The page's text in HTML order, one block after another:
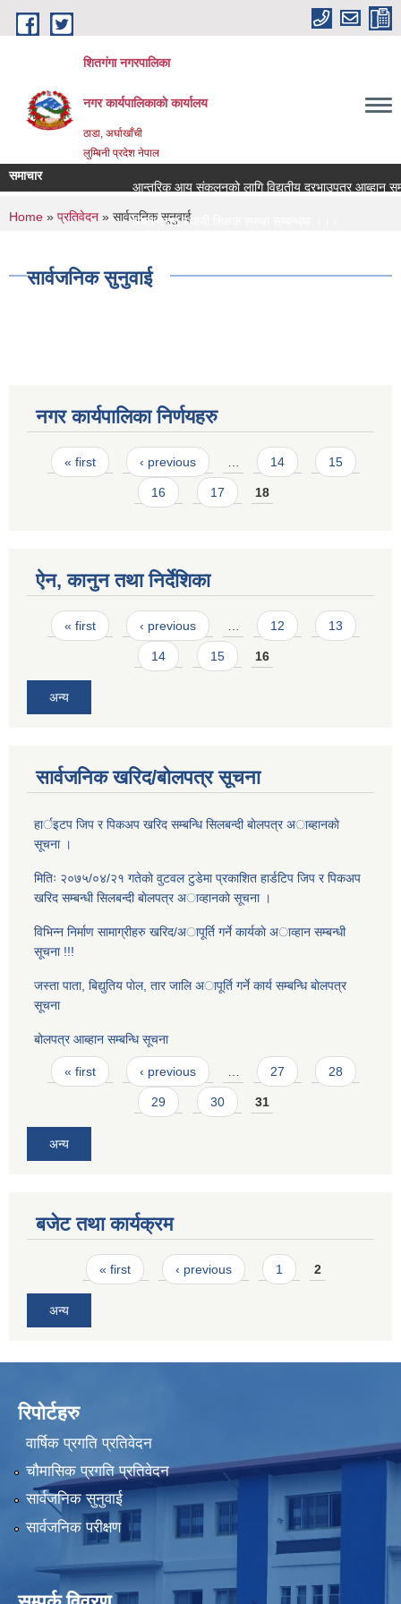
Skip to main content
शितगंगा नगरपालिका
नगर कार्यपालिकाकाे कार्यालय
ठाडा, अर्घाखाँची
लुम्बिनी प्रदेश नेपाल
समाचार
आन्तरिक आय संकलनको लागि विद्युतीय दरभाउपत्र आब्हान
रिक्त पदमा स्थायी शिक्षक सरुवा सम्बन्धमा ।।।
You are here
Home » प्रतिवेदन » सार्वजनिक सुनुवाई
सार्वजनिक सुनुवाई
नगर कार्यपालिका निर्णयहरु
Pages
« first ‹ previous … 14 15
16 17 18
ऐन, कानुन तथा निर्देशिका
Pages
« first ‹ previous 12 13
14 15 16
अन्य
सार्वजनिक खरिद/बोलपत्र सूचना
हार्इटप जिप र पिकअप खरिद सम्बन्धि सिलबन्दी बाेलपत्र अाब्हानकाे
सूचना ।
मितिः २०७५/०४/२१ गतेकाे वुटवल टुडेमा प्रकाशित हार्डटिप जिप र पिकअप
खरिद सम्बन्धी सिलबन्दी बाेलपत्र अाव्हानकाे सूचना ।
विभिन्न निर्माण सामाग्रीहरु खरिद/अापूर्ति गर्ने कार्यकाे अाव्हान सम्बन्धी
सूचना !!!
जस्ता पाता, बिद्युतिय पाेल, तार जालि अापूर्ति गर्ने कार्य सम्बन्धि बाेलपत्र
सूचना
बोलपत्र आब्हान सम्बन्धि सूचना
Pages
« first ‹ previous … 27 28
29 30 31
अन्य
बजेट तथा कार्यक्रम
Pages« first ‹ previous 1 2
अन्य
रिपोर्टहरु
वार्षिक प्रगति प्रतिवेदन
चौमासिक प्रगति प्रतिवेदन
सार्वजनिक सुनुवाई
सार्वजनिक परीक्षण